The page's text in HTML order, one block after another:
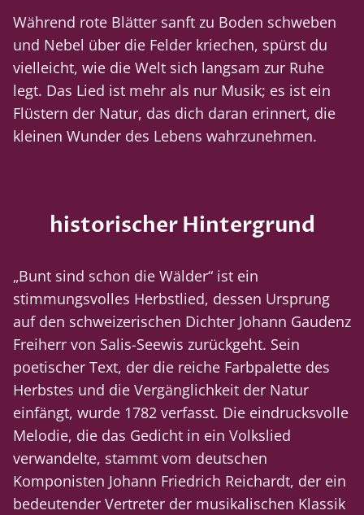
Während rote Blätter sanft zu Boden schweben
und Nebel über die Felder kriechen, spürst du
vielleicht, wie die Welt sich langsam zur Ruhe
legt. Das Lied ist mehr als nur Musik; es ist ein
Flüstern der Natur, das dich daran erinnert, die
kleinen Wunder des Lebens wahrzunehmen.
historischer Hintergrund
„Bunt sind schon die Wälder“ ist ein
stimmungsvolles Herbstlied, dessen Ursprung
auf den schweizerischen Dichter Johann Gaudenz
Freiherr von Salis-Seewis zurückgeht. Sein
poetischer Text, der die reiche Farbpalette des
Herbstes und die Vergänglichkeit der Natur
einfängt, wurde 1782 verfasst. Die eindrucksvolle
Melodie, die das Gedicht in ein Volkslied
verwandelte, stammt vom deutschen
Komponisten Johann Friedrich Reichardt, der ein
bedeutender Vertreter der musikalischen Klassik